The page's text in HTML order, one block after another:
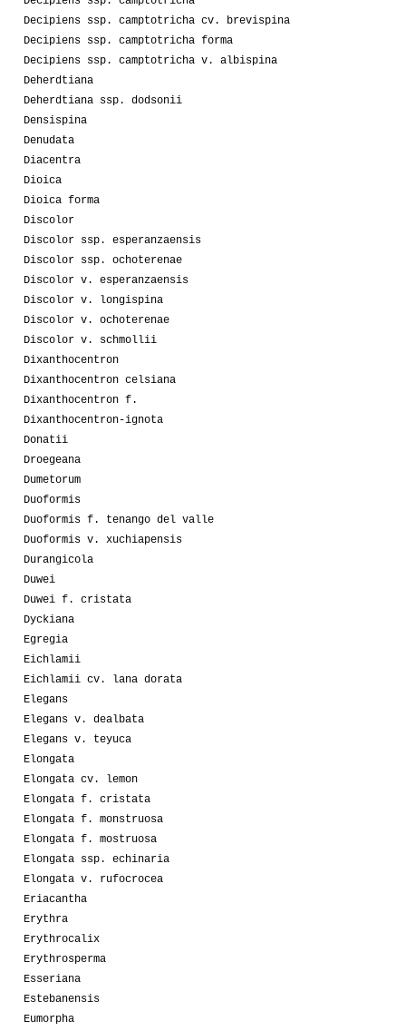
Decipiens ssp. camptotricha cv. brevispina
Decipiens ssp. camptotricha forma
Decipiens ssp. camptotricha v. albispina
Deherdtiana
Deherdtiana ssp. dodsonii
Densispina
Denudata
Diacentra
Dioica
Dioica forma
Discolor
Discolor ssp. esperanzaensis
Discolor ssp. ochoterenae
Discolor v. esperanzaensis
Discolor v. longispina
Discolor v. ochoterenae
Discolor v. schmollii
Dixanthocentron
Dixanthocentron celsiana
Dixanthocentron f.
Dixanthocentron-ignota
Donatii
Droegeana
Dumetorum
Duoformis
Duoformis f. tenango del valle
Duoformis v. xuchiapensis
Durangicola
Duwei
Duwei f. cristata
Dyckiana
Egregia
Eichlamii
Eichlamii cv. lana dorata
Elegans
Elegans v. dealbata
Elegans v. teyuca
Elongata
Elongata cv. lemon
Elongata f. cristata
Elongata f. monstruosa
Elongata f. mostruosa
Elongata ssp. echinaria
Elongata v. rufocrocea
Eriacantha
Erythra
Erythrocalix
Erythrosperma
Esseriana
Estebanensis
Eumorpha